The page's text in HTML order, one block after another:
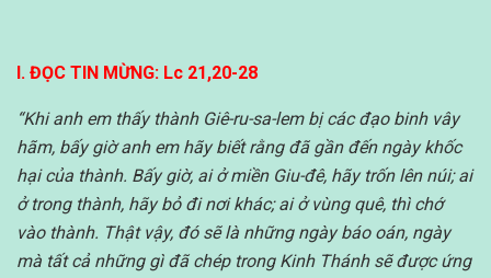
I. ĐỌC TIN MỪNG: Lc 21,20-28
“Khi anh em thấy thành Giê-ru-sa-lem bị các đạo binh vây
hãm, bấy giờ anh em hãy biết rằng đã gần đến ngày khốc
hại của thành. Bấy giờ, ai ở miền Giu-đê, hãy trốn lên núi; ai
ở trong thành, hãy bỏ đi nơi khác; ai ở vùng quê, thì chớ
vào thành. Thật vậy, đó sẽ là những ngày báo oán, ngày
mà tất cả những gì đã chép trong Kinh Thánh sẽ được ứng